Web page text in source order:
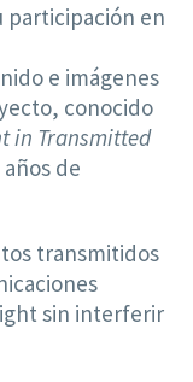
participación en
e imágenes
conocido
in Transmitted
de
transmitidos
sin interferir